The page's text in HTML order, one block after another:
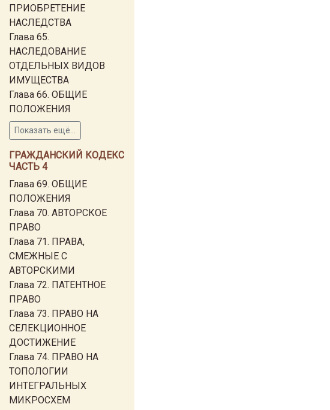
ПРИОБРЕТЕНИЕ
НАСЛЕДСТВА
Глава 65.
НАСЛЕДОВАНИЕ
ОТДЕЛЬНЫХ ВИДОВ
ИМУЩЕСТВА
Глава 66. ОБЩИЕ
ПОЛОЖЕНИЯ
Показать ещё...
ГРАЖДАНСКИЙ КОДЕКС
ЧАСТЬ 4
Глава 69. ОБЩИЕ
ПОЛОЖЕНИЯ
Глава 70. АВТОРСКОЕ
ПРАВО
Глава 71. ПРАВА,
СМЕЖНЫЕ С
АВТОРСКИМИ
Глава 72. ПАТЕНТНОЕ
ПРАВО
Глава 73. ПРАВО НА
СЕЛЕКЦИОННОЕ
ДОСТИЖЕНИЕ
Глава 74. ПРАВО НА
ТОПОЛОГИИ
ИНТЕГРАЛЬНЫХ
МИКРОСХЕМ